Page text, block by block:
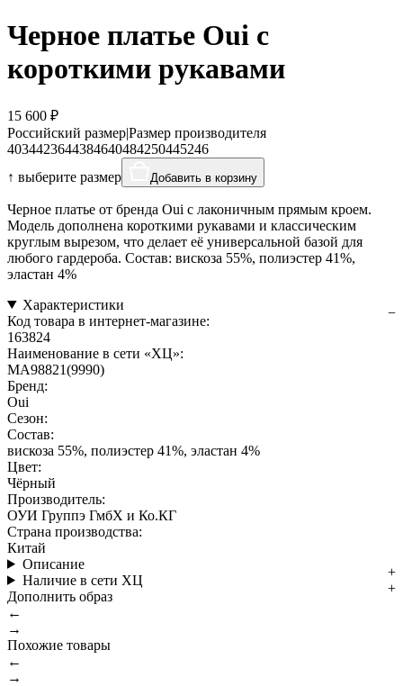
Черное платье Oui с
короткими рукавами
15 600 ₽
Российский размер|Размер производителя
4034423644384640484250445246
↑ выберите размер
Добавить в корзину
Черное платье от бренда Oui с лаконичным прямым кроем.
Модель дополнена короткими рукавами и классическим
круглым вырезом, что делает её универсальной базой для
любого гардероба. Состав: вискоза 55%, полиэстер 41%,
эластан 4%
Характеристики
Код товара в интернет-магазине:
163824
Наименование в сети «ХЦ»:
MA98821(9990)
Бренд:
Oui
Сезон:
Состав:
вискоза 55%, полиэстер 41%, эластан 4%
Цвет:
Чёрный
Производитель:
ОУИ Группэ ГмбХ и Ко.КГ
Страна производства:
Китай
Описание
Наличие в сети ХЦ
Дополнить образ
←
→
Похожие товары
←
→